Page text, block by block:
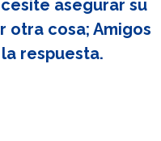
asegurar su
otra cosa; Amigos
respuesta.